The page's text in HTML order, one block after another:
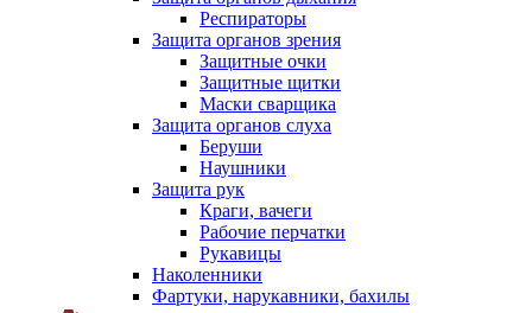
Респираторы
Защита органов зрения
Защитные очки
Защитные щитки
Маски сварщика
Защита органов слуха
Беруши
Наушники
Защита рук
Краги, вачеги
Рабочие перчатки
Рукавицы
Наколенники
Фартуки, нарукавники, бахилы